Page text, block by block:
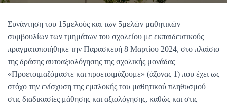
Η
Συνάντηση του 15μελούς και των 5μελών μαθητικών
συμβουλίων των τμημάτων του σχολείου με εκπαιδευτικούς
πραγματοποιήθηκε την Παρασκευή 8 Μαρτίου 2024, στο πλαίσιο
της δράσης αυτοαξιολόγησης της σχολικής μονάδας
«Προετοιμαζόμαστε και προετοιμάζουμε» (άξονας 1) που έχει ως
στόχο την ενίσχυση της εμπλοκής του μαθητικού πληθυσμού
στις διαδικασίες μάθησης και αξιολόγησης, καθώς και στις